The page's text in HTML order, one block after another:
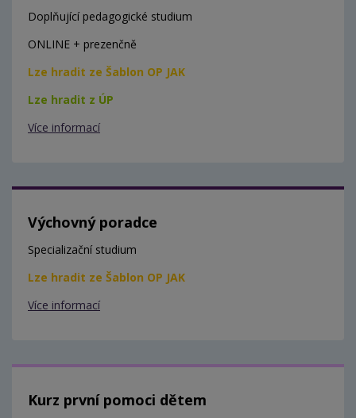
Doplňující pedagogické studium
ONLINE + prezenčně
Lze hradit ze Šablon OP JAK
Lze hradit z ÚP
Více informací
Výchovný poradce
Specializační studium
Lze hradit ze Šablon OP JAK
Více informací
Kurz první pomoci dětem